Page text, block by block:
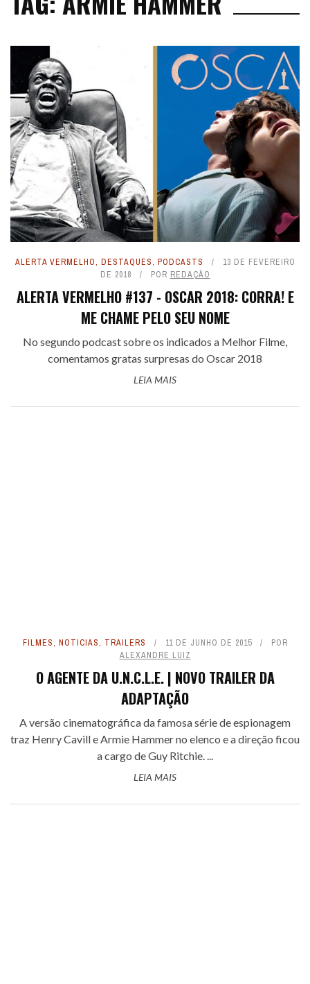
ALERTA VERMELHO, DESTAQUES, PODCASTS
13 DE FEVEREIRO
DE 2018
POR REDAÇÃO
ALERTA VERMELHO #137 - OSCAR 2018: CORRA! E
ME CHAME PELO SEU NOME
No segundo podcast sobre os indicados a Melhor Filme,
comentamos gratas surpresas do Oscar 2018
LEIA MAIS
FILMES, NOTICIAS, TRAILERS 11 DE JUNHO DE 2015
POR
ALEXANDRE LUIZ
O AGENTE DA U.N.C.L.E. | NOVO TRAILER DA
ADAPTAÇÃO
A versão cinematográfica da famosa série de espionagem
traz Henry Cavill e Armie Hammer no elenco e a direção ficou
a cargo de Guy Ritchie. ...
LEIA MAIS